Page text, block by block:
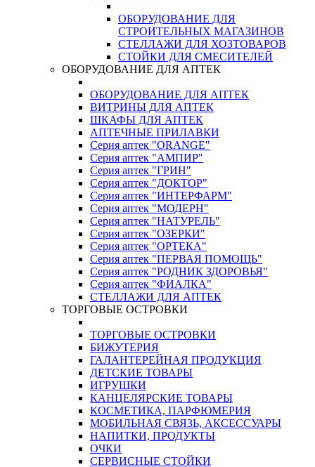
ОБОРУДОВАНИЕ ДЛЯ
СТРОИТЕЛЬНЫХ МАГАЗИНОВ
СТЕЛЛАЖИ ДЛЯ ХОЗТОВАРОВ
СТОЙКИ ДЛЯ СМЕСИТЕЛЕЙ
ОБОРУДОВАНИЕ ДЛЯ АПТЕК
ОБОРУДОВАНИЕ ДЛЯ АПТЕК
ВИТРИНЫ ДЛЯ АПТЕК
ШКАФЫ ДЛЯ АПТЕК
АПТЕЧНЫЕ ПРИЛАВКИ
Серия аптек "ORANGE"
Серия аптек "АМПИР"
Серия аптек "ГРИН"
Серия аптек "ДОКТОР"
Серия аптек "ИНТЕРФАРМ"
Серия аптек "МОДЕРН"
Серия аптек "НАТУРЕЛЬ"
Серия аптек "ОЗЕРКИ"
Серия аптек "ОРТЕКА"
Серия аптек "ПЕРВАЯ ПОМОЩЬ"
Серия аптек "РОДНИК ЗДОРОВЬЯ"
Серия аптек "ФИАЛКА"
СТЕЛЛАЖИ ДЛЯ АПТЕК
ТОРГОВЫЕ ОСТРОВКИ
ТОРГОВЫЕ ОСТРОВКИ
БИЖУТЕРИЯ
ГАЛАНТЕРЕЙНАЯ ПРОДУКЦИЯ
ДЕТСКИЕ ТОВАРЫ
ИГРУШКИ
КАНЦЕЛЯРСКИЕ ТОВАРЫ
КОСМЕТИКА, ПАРФЮМЕРИЯ
МОБИЛЬНАЯ СВЯЗЬ, АКСЕССУАРЫ
НАПИТКИ, ПРОДУКТЫ
ОЧКИ
СЕРВИСНЫЕ СТОЙКИ